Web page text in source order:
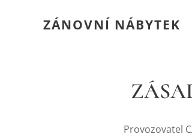
ZÁNOVNÍ NÁBYTEK
Provozovatel